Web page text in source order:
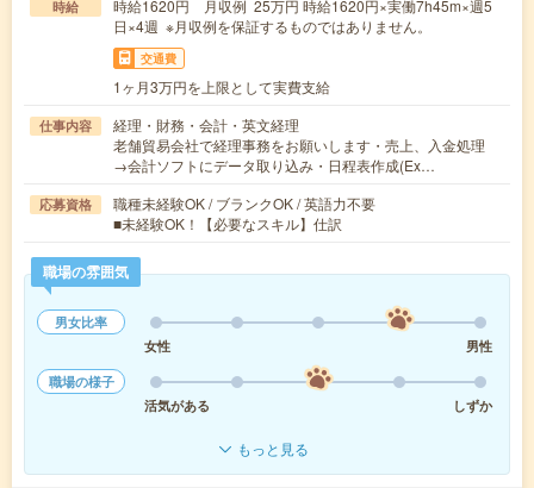
時給
時給1620円 月収例 25万円 時給1620円×実働7h45m×週5
日×4週 ※月収例を保証するものではありません。
交通費
1ヶ月3万円を上限として実費支給
仕事内容
経理・財務・会計・英文経理
老舗貿易会社で経理事務をお願いします・売上、入金処理
→会計ソフトにデータ取り込み・日程表作成(Ex…
応募資格
職種未経験OK / ブランクOK / 英語力不要
■未経験OK！【必要なスキル】仕訳
職場の雰囲気
男女比率
女性
男性
職場の様子
活気がある
しずか
もっと見る